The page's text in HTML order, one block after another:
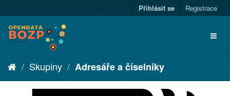
Přihlásit se Registrace
Skupiny Adresáře a číselníky